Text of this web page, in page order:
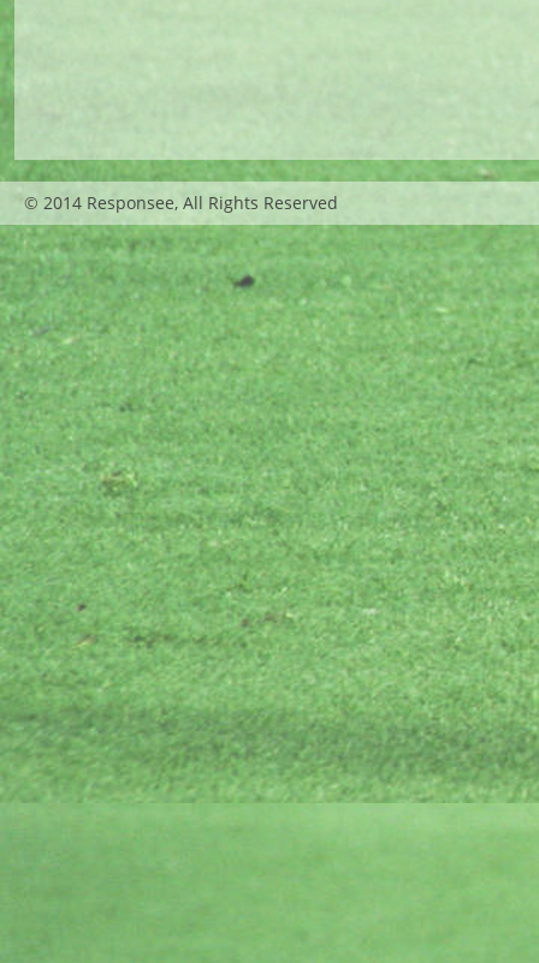
© 2014 Responsee, All Rights Reserved